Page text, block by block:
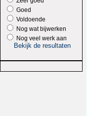
Goed
Voldoende
Nog wat bijwerken
Nog veel werk aan
Bekijk de resultaten